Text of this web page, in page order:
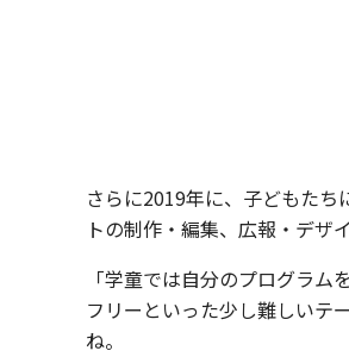
さらに2019年に、子どもたち
トの制作・編集、広報・デザ
「学童では自分のプログラ
フリーといった少し難しいテ
ね。